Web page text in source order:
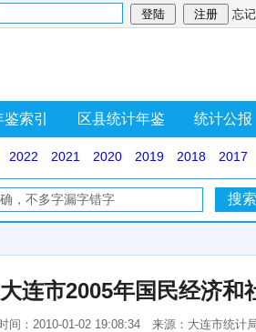
忘
索引 区县统计年鉴 统计公报
2022 2021 2020 2019 2018 2017
大连市2005年国民经济和
间：2010-01-02 19:08:34 来源：大连市统